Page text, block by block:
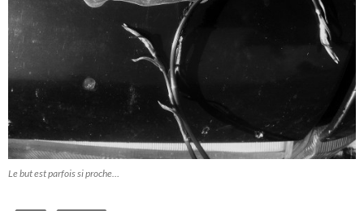
Le but est parfois si proche…